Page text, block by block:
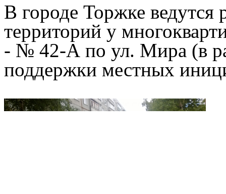
В городе Торжке
территорий у
- № 42-А по ул. Мира (в
поддержки местных